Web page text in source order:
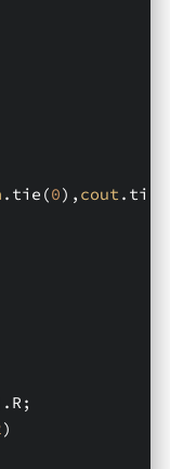
.tie(0), cout .ti
)